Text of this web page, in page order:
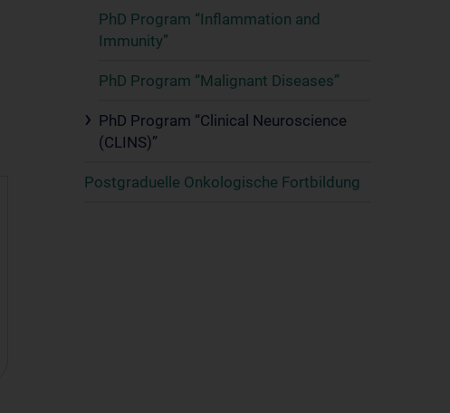
PhD Program “Inflammation and
Immunity”
PhD Program “Malignant Diseases”
PhD Program “Clinical Neuroscience
(CLINS)”
Postgraduelle Onkologische Fortbildung